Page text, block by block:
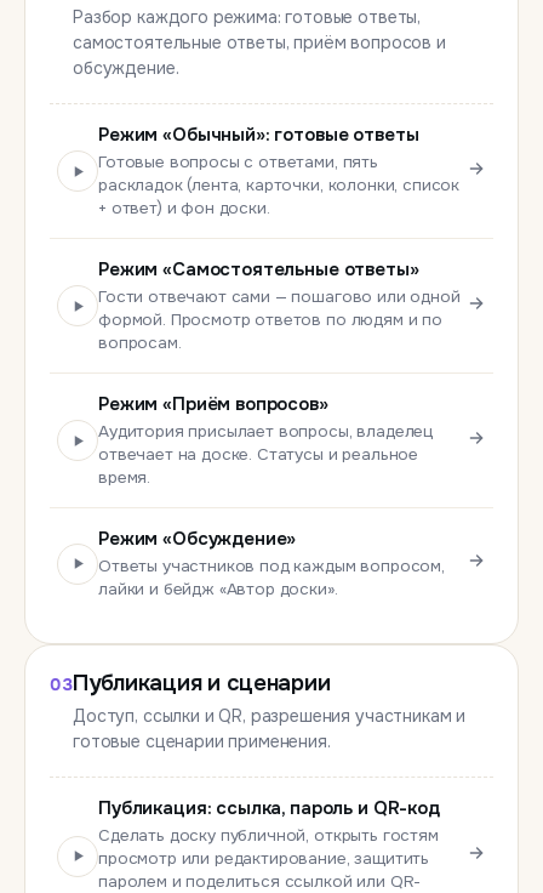
Разбор каждого режима: готовые ответы,
самостоятельные ответы, приём вопросов и
обсуждение.
Режим «Обычный»: готовые ответы
Готовые вопросы с ответами, пять
раскладок (лента, карточки, колонки, список
+ ответ) и фон доски.
Режим «Самостоятельные ответы»
Гости отвечают сами — пошагово или одной
формой. Просмотр ответов по людям и по
вопросам.
Режим «Приём вопросов»
Аудитория присылает вопросы, владелец
отвечает на доске. Статусы и реальное
время.
Режим «Обсуждение»
Ответы участников под каждым вопросом,
лайки и бейдж «Автор доски».
03Публикация и сценарии
Доступ, ссылки и QR, разрешения участникам и
готовые сценарии применения.
Публикация: ссылка, пароль и QR-код
Сделать доску публичной, открыть гостям
просмотр или редактирование, защитить
паролем и поделиться ссылкой или QR-